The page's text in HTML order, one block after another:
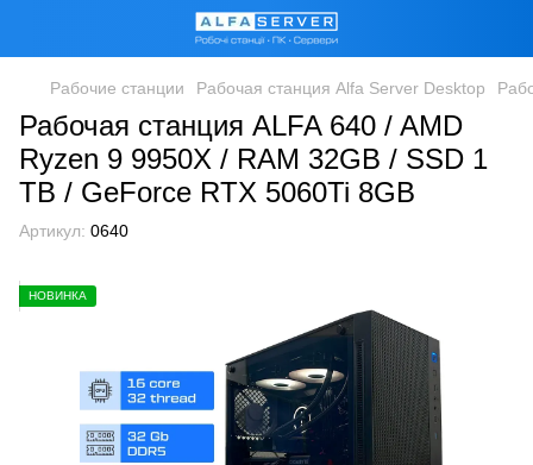
Рабочие станции Рабочая станция Alfa Server Desktop
Рабочая станция ALFA 640 / AMD
Ryzen 9 9950X / RAM 32GB / SSD 1
TB / GeForce RTX 5060Ti 8GB
Артикул: 0640
НОВИНКА